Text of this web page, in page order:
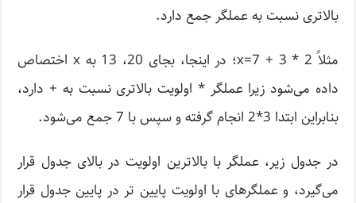
بالاتری نسبت به عملگر جمع دارد.
مثلاً x=7 + 3 * 2؛ در اینجا، بجای 20، 13 به x اختصاص
داده می‌شود زیرا عملگر * اولویت بالاتری نسبت به + دارد،
بنابراین ابتدا 3*2 انجام گرفته و سپس با 7 جمع می‌شود.
در جدول زیر، عملگر با بالاترین اولویت در بالای جدول قرار
می‌گیرد، و عملگرهای با اولویت پایین تر در پایین جدول قرار